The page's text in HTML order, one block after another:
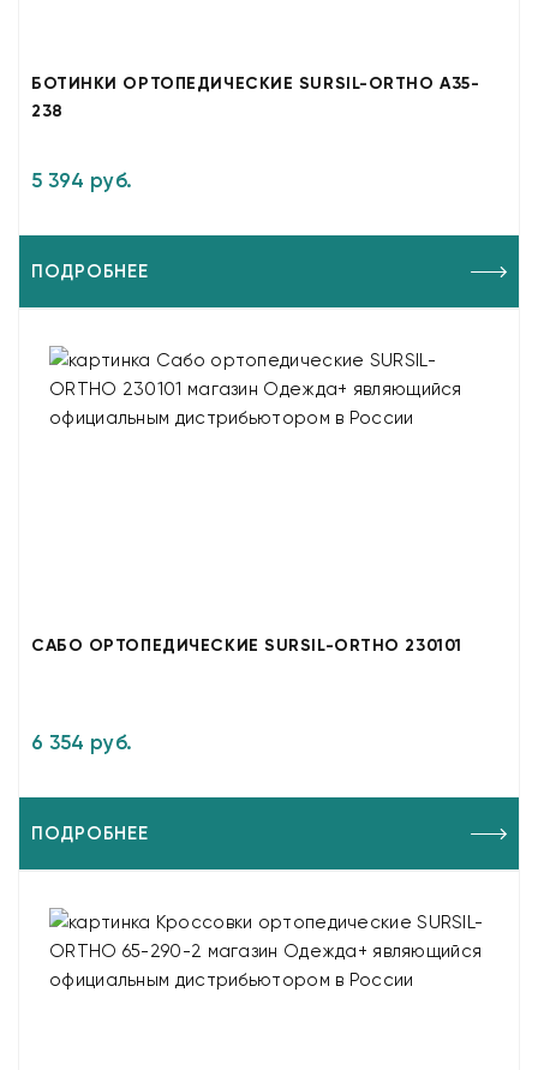
БОТИНКИ ОРТОПЕДИЧЕСКИЕ SURSIL-ORTHO A35-
238
5 394 руб.
ПОДРОБНЕЕ
САБО ОРТОПЕДИЧЕСКИЕ SURSIL-ORTHO 230101
6 354 руб.
ПОДРОБНЕЕ